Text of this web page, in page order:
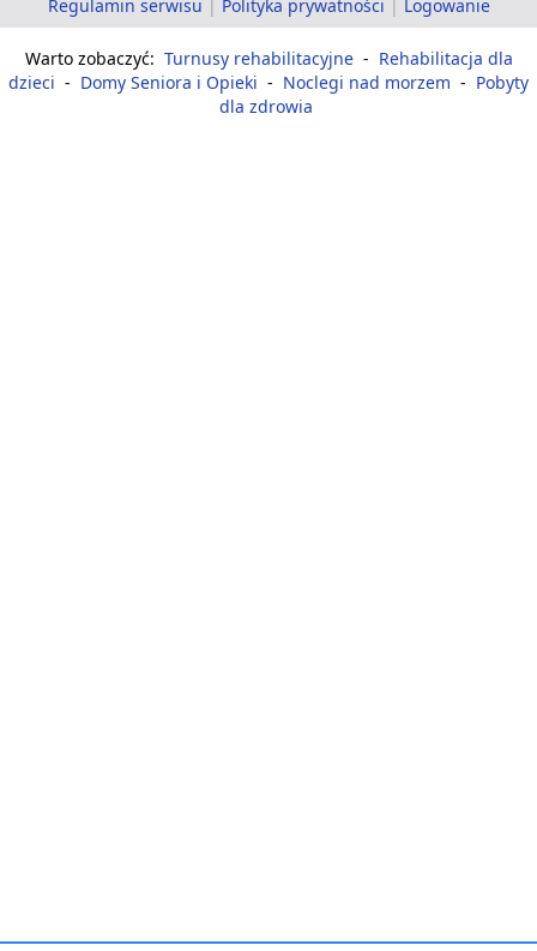
Regulamin serwisu | Polityka prywatności | Logowanie
Warto zobaczyć: Turnusy rehabilitacyjne - Rehabilitacja dla
dzieci - Domy Seniora i Opieki - Noclegi nad morzem - Pobyty
dla zdrowia